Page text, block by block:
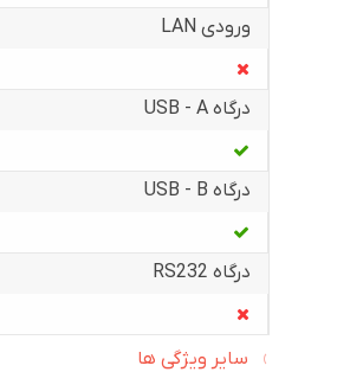
ورودی LAN
درگاه USB - A
درگاه USB - B
درگاه RS232
سایر ویژگی ها